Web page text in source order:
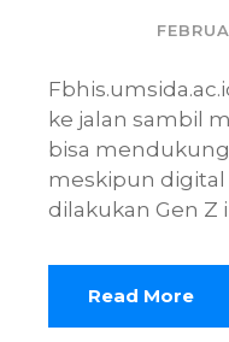
ke jalan sambil
bisa
meskipun digital
dilakukan Gen Z
Read More